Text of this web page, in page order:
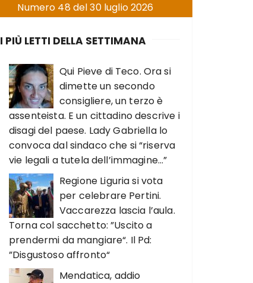
Numero 48 del 30 luglio 2026
I PIÙ LETTI DELLA SETTIMANA
Qui Pieve di Teco. Ora si
dimette un secondo
consigliere, un terzo è
assenteista. E un cittadino descrive i
disagi del paese. Lady Gabriella lo
convoca dal sindaco che si “riserva
vie legali a tutela dell’immagine…”
Regione Liguria si vota
per celebrare Pertini.
Vaccarezza lascia l’aula.
Torna col sacchetto: ”Uscito a
prendermi da mangiare“. Il Pd:
”Disgustoso affronto“
Mendatica, addio